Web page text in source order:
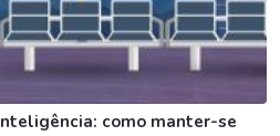
como manter-se